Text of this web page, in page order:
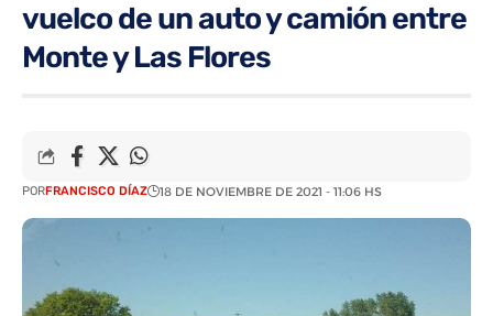
vuelco de un auto y camión entre
Monte y Las Flores
PORFRANCISCO DÍAZ 18 DE NOVIEMBRE DE 2021 - 11:06 HS